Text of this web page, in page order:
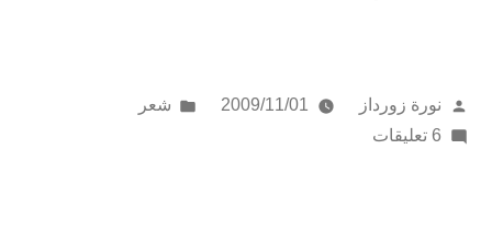
تمّ
النشر
نورة زورداز 2009/11/01
نُشر
شعر
6 تعليقات
على